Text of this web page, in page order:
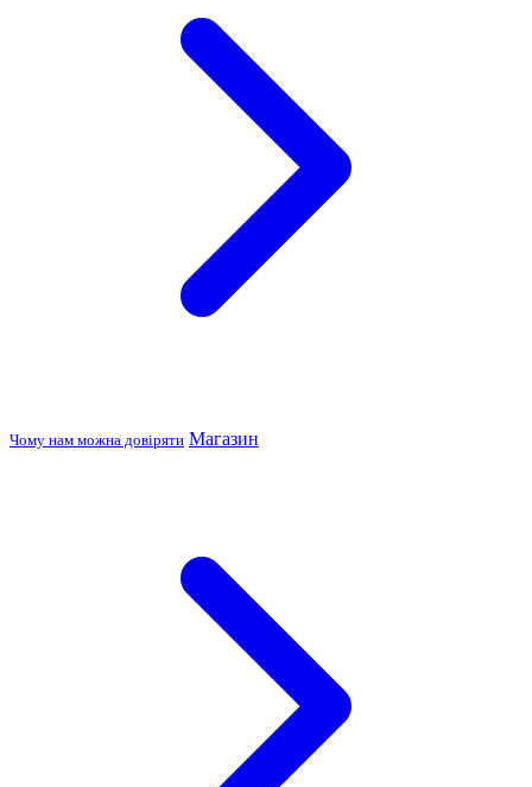
Чому нам можна довіряти Магазин